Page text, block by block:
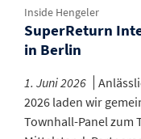
Inside Hengeler
SuperReturn
in Berlin
1. Juni 2026
2026 laden wir
Townhall-Panel zum